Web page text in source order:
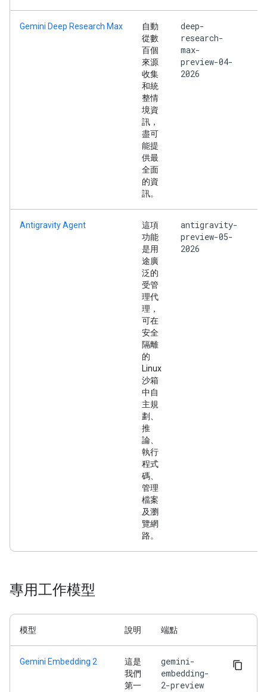
Gemini Deep Research Max
自動
從數
百個
來源
收集
和統
整情
境資
訊，
盡可
能提
供最
全面
的資
訊。
deep-
research-
max-
preview-04-
2026
Antigravity Agent
這項
功能
是用
途廣
泛的
受管
理代
理，
可在
安全
隔離
的
Linux
沙箱
中自
主規
劃、
推
論、
執行
程式
碼、
管理
檔案
及瀏
覽網
路。
antigravity-
preview-05-
2026
專用工作模型
模型 說明 端點
Gemini Embedding 2
這是
我們
第一
gemini-
embedding-
2-preview